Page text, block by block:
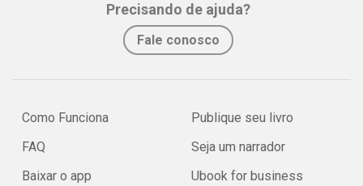
Precisando de ajuda?
Fale conosco
Como Funciona
FAQ
Baixar o app
Publique seu livro
Seja um narrador
Ubook for business